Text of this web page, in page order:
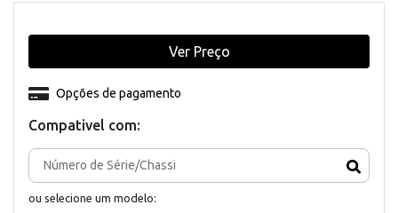
Compativel com:
ou selecione um modelo:
Opções de pagamento
Ver Preço